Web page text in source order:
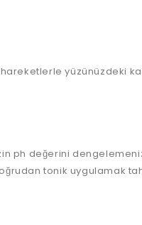
yüzünüzdeki kan
ph değerini
tonik uygulamak